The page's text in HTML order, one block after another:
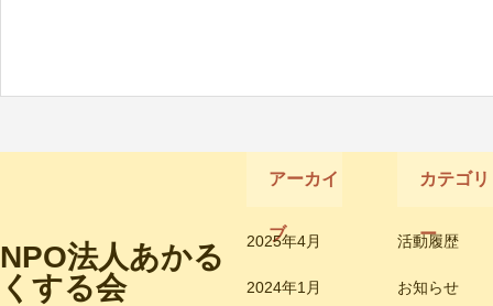
アーカイ
ブ
2025年4月
2024年1月
カテゴリ
ー
活動履歴
お知らせ
NPO法人あかる
くする会